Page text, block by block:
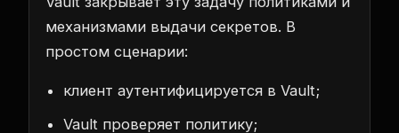
механизмами выдачи секретов. В
простом сценарии:
клиент аутентифицируется в Vault;
Vault проверяет политику;